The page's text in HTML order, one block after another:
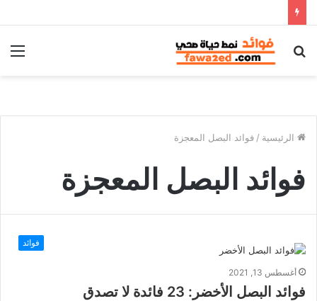
بحث
الرئيسية / فوائد البصل المعجزة
فوائد البصل المعجزة
فوائد
أغسطس 13, 2021
فوائد البصل الأخضر: 23 فائدة لا تصدق